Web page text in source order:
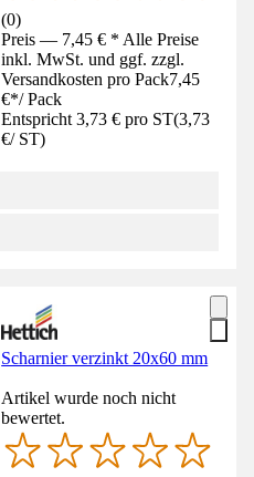
(0)
Preis — 7,45 € * Alle Preise
inkl. MwSt. und ggf. zzgl.
Versandkosten pro Pack7,45
€*/ Pack
Entspricht 3,73 € pro ST(3,73
€/ ST)
Scharnier verzinkt 20x60 mm
Artikel wurde noch nicht
bewertet.